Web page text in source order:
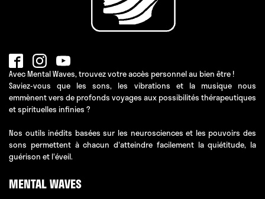
Avec Mental Waves, trouvez votre accès personnel au bien être !
Saviez-vous que les sons, les vibrations et la musique nous
emmènent vers de profonds voyages aux possibilités thérapeutiques
et spirituelles infinies ?
Nos outils inédits basées sur les neurosciences et les pouvoirs des
sons permettent à chacun d'atteindre facilement la quiétitude, la
guérison et l'éveil.
MENTAL WAVES